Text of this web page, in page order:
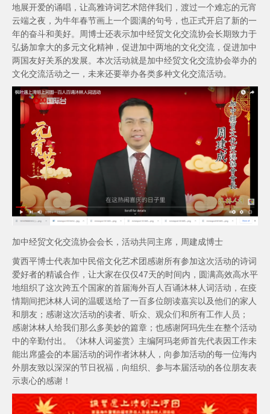
地展开爱的诵唱，让高雅诗词艺术陪伴我们，渡过一个难忘的元宵
云端之夜，为牛年春节画上一个圆满的句号，也正式开启了新的一
年的奋斗和美好。周博士还表示加中经贸文化交流协会长期致力于
弘扬加拿大的多元文化精神，促进加中两地的文化交流，促进加中
两国友好关系的发展。本次活动就是加中经贸文化交流协会举办的
文化交流活动之一，未来还要举办各类多种文化交流活动。
加中经贸文化交流协会会长，活动共同主席，周建成博士
黄西平博士代表加中民俗文化艺术团感谢所有参加这次活动的诗词
爱好者的精诚合作，让大家在仅仅47天的时间内，圆满高效高水平
地组织了这次跨五个国家的首届海外百人百诵沐林人词活动，在疫
情期间把沐林人词的温暖送给了一百多位朗读嘉宾以及他们的家人
和朋友；感谢这次活动的读者、听众、观众们和所有工作人员；
感谢沐林人给我们那么多美妙的篇章；也感谢阿玛先生在整个活动
中的辛勤付出。《沐林人词鉴赏》主编阿玛老师首先代表因工作未
能出席盛会的本届活动的词作者沐林人，向参加活动的每一位海内
外朋友致以深深的节日祝福，向组织、参与本届活动的各位朋友表
示衷心的感谢！